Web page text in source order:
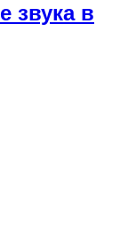
звука в